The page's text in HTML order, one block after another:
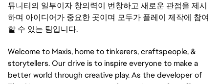
뮤니티의 일부이자 창의력이 번창하고 새로운 관점을 제시
하며 아이디어가 중요한 곳이며 모두가 플레이 제작에 참여
할 수 있는 팀입니다.
Welcome to Maxis, home to tinkerers, craftspeople, &
storytellers. Our drive is to inspire everyone to make a
better world through creative play. As the developer of